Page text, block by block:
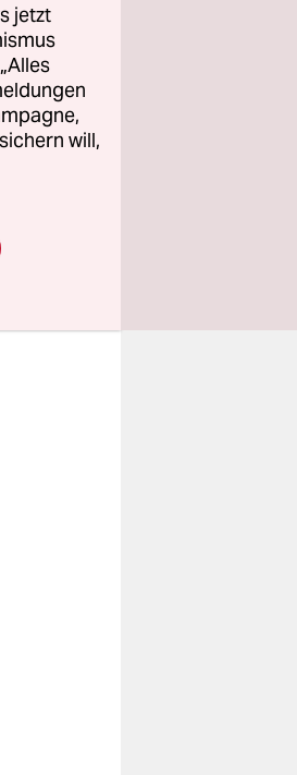
jetzt
will,